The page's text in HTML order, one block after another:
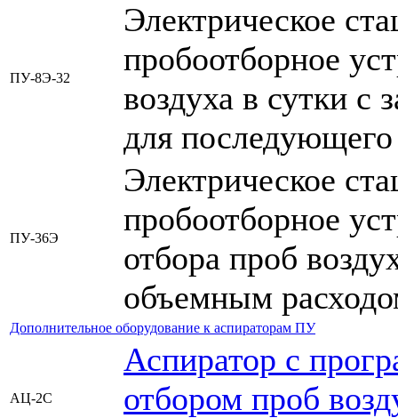
ПУ-8Э-32
Электрическое
пробоотборное
воздуха в сутки
для последующего
ПУ-36Э
Электрическое
пробоотборное
отбора проб
объемным
Дополнительное оборудование к аспираторам ПУ
АЦ-2С
Аспиратор с
отбором проб